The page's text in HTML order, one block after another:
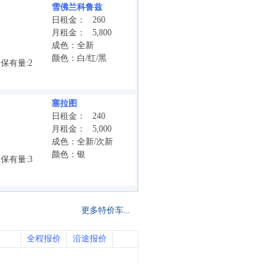
保有量:2
雪佛兰科鲁兹
日租金：
260
月租金：
5,800
成色：全新
颜色：白/红/黑
保有量:3
塞拉图
日租金：
240
月租金：
5,000
成色：全新/次新
颜色：银
更多特价车...
全程报价
沿途报价